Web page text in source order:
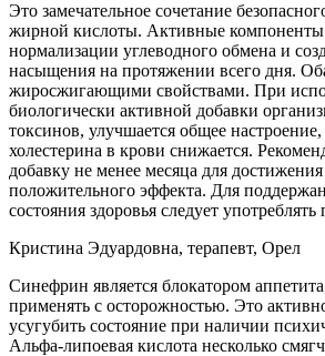
Это замечательное сочетание
жирной кислоты. Активные компоненты
нормализации углеводного обмена и
насыщения на протяжении всего дня.
жиросжигающими свойствами. При
биологически активной добавки
токсинов, улучшается общее
холестерина в крови снижается.
добавку не менее месяца для
положительного эффекта. Для
состояния здоровья следует
Кристина Эдуардовна, терапевт, Орел
Синефрин является блокатором
применять с осторожностью. Это
усугубить состояние при наличии
Альфа-липоевая кислота несколько